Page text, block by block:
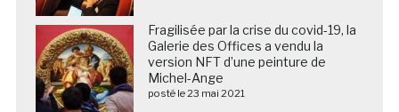
Fragilisée par la crise du covid-19, la
Galerie des Offices a vendu la
version NFT d’une peinture de
Michel-Ange
posté le 23 mai 2021